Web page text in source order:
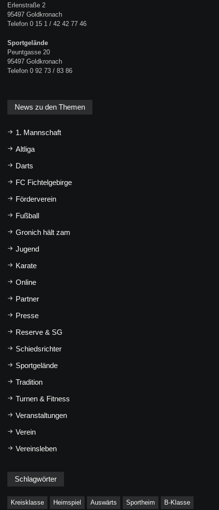
Erlenstraße 2
95497 Goldkronach
Telefon 0 15 1 / 42 42 77 46
Sportgelände
Peuntgasse 20
95497 Goldkronach
Telefon 0 92 73 / 83 86
News zu den Themen
1. Mannschaft
Altliga
Darts
FC Fichtelgebirge
Förderverein
Fußball
Gronich hält zam
Jugend
Karate
Online
Partner
Presse
Reserve & SG
Schiedsrichter
Sportgelände
Tradition
Turnen & Fitness
Veranstaltungen
Verein
Vereinsleben
Schlagwörter
Kreisklasse Heimspiel Auswärts Sportheim B-Klasse